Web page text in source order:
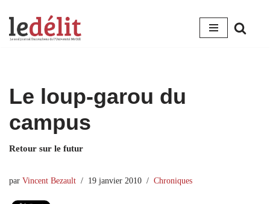
Aller
Le loup-garou du
campus
Retour sur le futur
par Vincent Bezault 19 janvier 2010 Chroniques